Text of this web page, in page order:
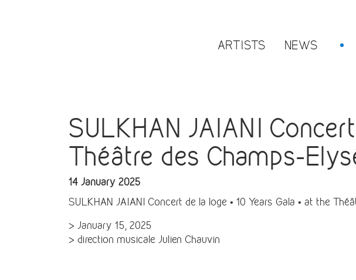
ARTISTS NEWS
SULKHAN JAIANI
Théâtre des Champs-
14 January 2025
SULKHAN JAIANI Concert de la loge • 10 Years Gala • at the
> January 15, 2025
> direction musicale Julien Chauvin